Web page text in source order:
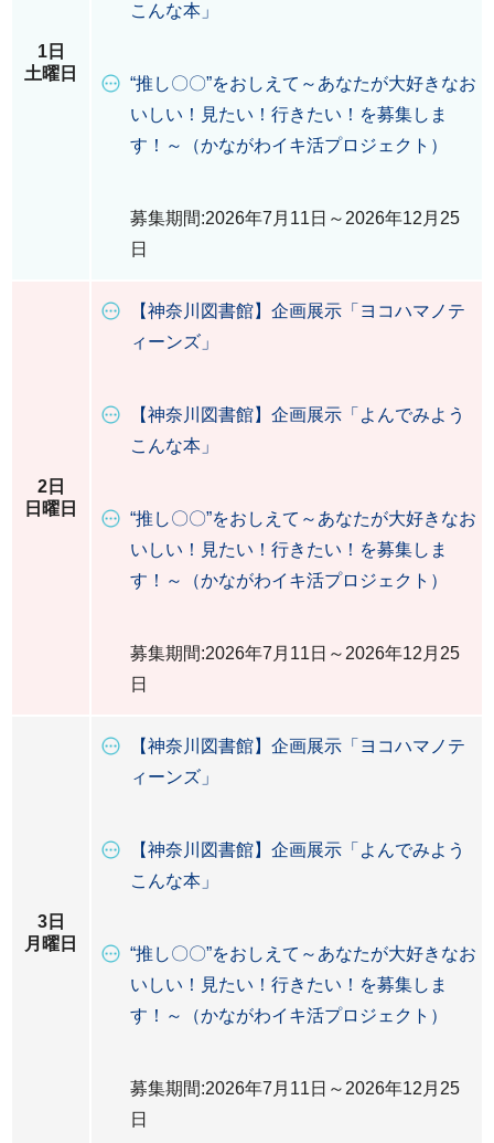
1日
土曜日
こんな本」
“推し〇〇”をおしえて～あなたが大好きなお
いしい！見たい！行きたい！を募集しま
す！～（かながわイキ活プロジェクト）
募集期間:2026年7月11日～2026年12月25
日
2日
日曜日
【神奈川図書館】企画展示「ヨコハマノテ
ィーンズ」
【神奈川図書館】企画展示「よんでみよう
こんな本」
“推し〇〇”をおしえて～あなたが大好きなお
いしい！見たい！行きたい！を募集しま
す！～（かながわイキ活プロジェクト）
募集期間:2026年7月11日～2026年12月25
日
3日
月曜日
【神奈川図書館】企画展示「ヨコハマノテ
ィーンズ」
【神奈川図書館】企画展示「よんでみよう
こんな本」
“推し〇〇”をおしえて～あなたが大好きなお
いしい！見たい！行きたい！を募集しま
す！～（かながわイキ活プロジェクト）
募集期間:2026年7月11日～2026年12月25
日